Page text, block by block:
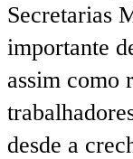
Secretarias
importante
assim como
desde a